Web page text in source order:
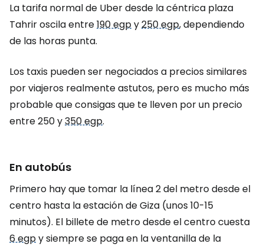
La tarifa normal de Uber desde la céntrica plaza
Tahrir oscila entre190 egpy250 egp, dependiendo
de las horas punta.
Los taxis pueden ser negociados a precios similares
por viajeros realmente astutos, pero es mucho más
probable que consigas que te lleven por un precio
entre 250 y350 egp.
En autobús
Primero hay que tomar la línea 2 del metro desde el
centro hasta la estación de Giza (unos 10-15
minutos). El billete de metro desde el centro cuesta
6 egpy siempre se paga en la ventanilla de la